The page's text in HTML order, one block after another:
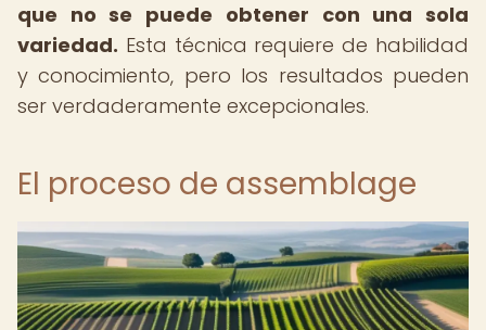
que no se puede obtener con una sola
variedad. Esta técnica requiere de habilidad
y conocimiento, pero los resultados pueden
ser verdaderamente excepcionales.
El proceso de assemblage